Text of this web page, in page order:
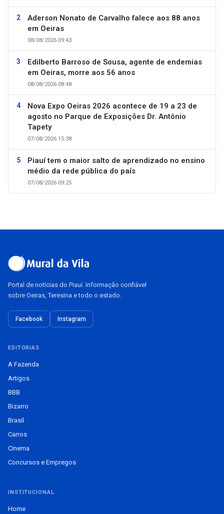
Aderson Nonato de Carvalho falece aos 88 anos
em Oeiras
08/08/2026 09:43
Edilberto Barroso de Sousa, agente de endemias
em Oeiras, morre aos 56 anos
08/08/2026 08:48
Nova Expo Oeiras 2026 acontece de 19 a 23 de
agosto no Parque de Exposições Dr. Antônio
Tapety
07/08/2026 15:38
Piauí tem o maior salto de aprendizado no ensino
médio da rede pública do país
07/08/2026 09:25
Portal de notícias do Piauí. Informação confiável
sobre Oeiras, Teresina e todo o estado.
Facebook Instagram
EDITORIAS
A Fazenda
Artigos
BBB
Bizarro
Brasil
Carros
Cinema
Concursos e Empregos
INSTITUCIONAL
Home